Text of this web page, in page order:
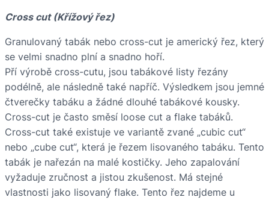
Cross cut (Křížový řez)
Granulovaný tabák nebo cross-cut je americký řez, který
se velmi snadno plní a snadno hoří.
Pří výrobě cross-cutu, jsou tabákové listy řezány
podélně, ale následně také napříč. Výsledkem jsou jemné
čtverečky tabáku a žádné dlouhé tabákové kousky.
Cross-cut je často směsí loose cut a flake tabáků.
Cross-cut také existuje ve variantě zvané „cubic cut“
nebo „cube cut“, která je řezem lisovaného tabáku. Tento
tabák je nařezán na malé kostičky. Jeho zapalování
vyžaduje zručnost a jistou zkušenost. Má stejné
vlastnosti jako lisovaný flake. Tento řez najdeme u